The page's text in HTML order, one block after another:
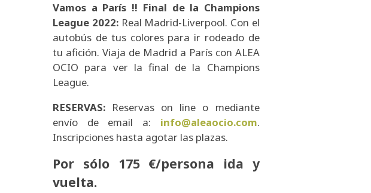
Vamos a París !! Final de la Champions
League 2022:Real Madrid-Liverpool. Con el
autobús de tus colores para ir rodeado de
tu afición. Viaja de Madrid a París con ALEA
OCIO para ver la final de la Champions
League.
RESERVAS: Reservas on line o mediante
envío de email a: info@aleaocio.com.
Inscripciones hasta agotar las plazas.
Por sólo 175 €/persona ida y
vuelta.